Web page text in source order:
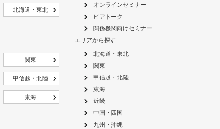
北海道・東北
関東
甲信越・北陸
東海
オンラインセミナー
ピアトーク
関係機関向けセミナー
エリアから探す
北海道・東北
関東
甲信越・北陸
東海
近畿
中国・四国
九州・沖縄